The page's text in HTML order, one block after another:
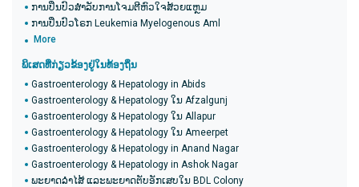
ການປິ່ນປົວສໍາລັບການໂຈມຕີຫົວໃຈສ້ວຍແຫຼມ
ການປິ່ນປົວໂຣກ Leukemia Myelogenous Aml
More
ພິເສດທີ່ກ່ຽວຂ້ອງຢູ່ໃນທ້ອງຖິ່ນ
Gastroenterology & Hepatology in Abids
Gastroenterology & Hepatology ໃນ Afzalgunj
Gastroenterology & Hepatology ໃນ Allapur
Gastroenterology & Hepatology ໃນ Ameerpet
Gastroenterology & Hepatology in Anand Nagar
Gastroenterology & Hepatology in Ashok Nagar
ພະຍາດລຳໄສ້ ແລະພະຍາດຕັບອັກເສບໃນ BDL Colony